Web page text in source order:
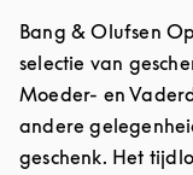
Bang & Olufsen
selectie van
Moeder- en
andere
geschenk. Het